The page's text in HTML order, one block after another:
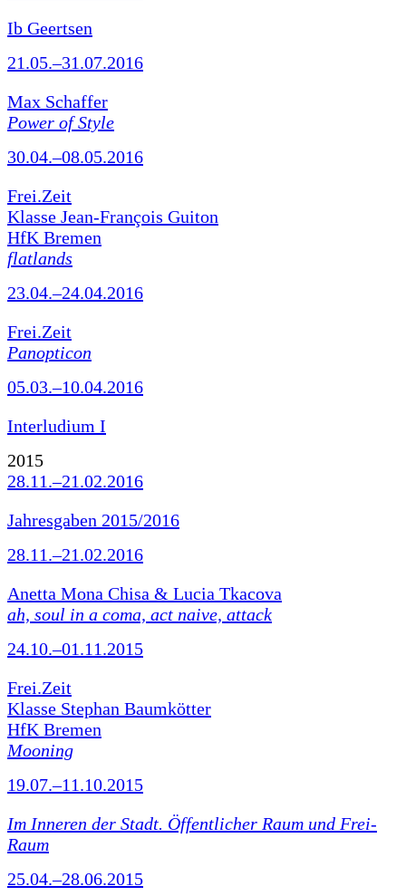
Ib Geertsen
21.05.–31.07.2016
Max Schaffer
Power of Style
30.04.–08.05.2016
Frei.Zeit
Klasse Jean-François Guiton
HfK Bremen
flatlands
23.04.–24.04.2016
Frei.Zeit
Panopticon
05.03.–10.04.2016
Interludium I
2015
28.11.–21.02.2016
Jahresgaben 2015/2016
28.11.–21.02.2016
Anetta Mona Chisa & Lucia Tkacova
ah, soul in a coma, act naive, attack
24.10.–01.11.2015
Frei.Zeit
Klasse Stephan Baumkötter
HfK Bremen
Mooning
19.07.–11.10.2015
Im Inneren der Stadt. Öffentlicher Raum und Frei-
Raum
25.04.–28.06.2015